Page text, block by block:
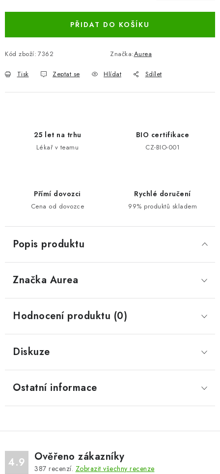
PŘIDAT DO KOŠÍKU
Kód zboží: 7362 Značka:Aurea
Tisk Zeptat se Hlídat Sdílet
25 let na trhu
Lékař v teamu
BIO certifikace
CZ-BIO-001
Přímí dovozci
Cena od dovozce
Rychlé doručení
99% produktů skladem
Popis produktu
Značka Aurea
Hodnocení produktu (0)
Diskuze
Ostatní informace
4.9 Ověřeno zákazníky
387 recenzí. Zobrazit všechny recenze